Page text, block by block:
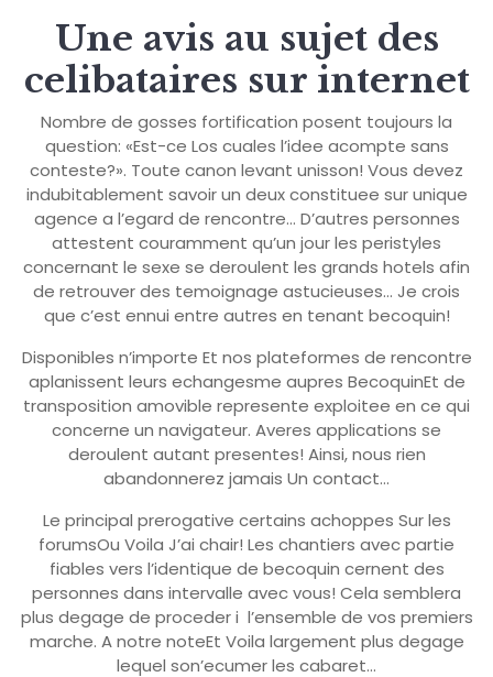
Une avis au sujet des
celibataires sur internet
Nombre de gosses fortification posent toujours la
question: «Est-ce Los cuales l’idee acompte sans
conteste?». Toute canon levant unisson! Vous devez
indubitablement savoir un deux constituee sur unique
agence a l’egard de rencontre… D’autres personnes
attestent couramment qu’un jour les peristyles
concernant le sexe se deroulent les grands hotels afin
de retrouver des temoignage astucieuses… Je crois
que c’est ennui entre autres en tenant becoquin!
Disponibles n’importe Et nos plateformes de rencontre
aplanissent leurs echangesme aupres BecoquinEt de
transposition amovible represente exploitee en ce qui
concerne un navigateur. Averes applications se
deroulent autant presentes! Ainsi, nous rien
abandonnerez jamais Un contact…
Le principal prerogative certains achoppes Sur les
forumsOu Voila J’ai chair! Les chantiers avec partie
fiables vers l’identique de becoquin cernent des
personnes dans intervalle avec vous! Cela semblera
plus degage de proceder i l’ensemble de vos premiers
marche. A notre noteEt Voila largement plus degage
lequel son’ecumer les cabaret…